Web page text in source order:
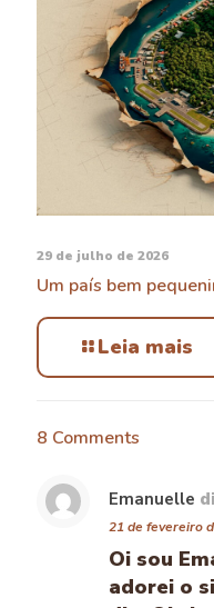
29 de julho de 2026
Um país bem
Leia mais
8 Comments
Emanuelle
21 de fevereiro
Oi sou
adorei o